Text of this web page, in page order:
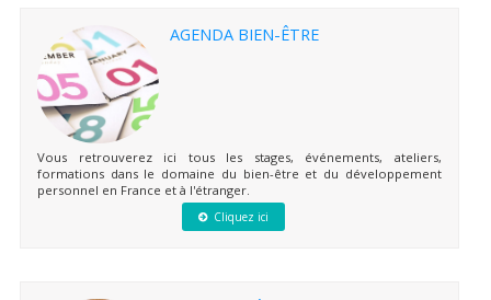
AGENDA BIEN-ÊTRE
Vous retrouverez ici tous les stages, événements, ateliers,
formations dans le domaine du bien-être et du développement
personnel en France et à l'étranger.
Cliquez ici